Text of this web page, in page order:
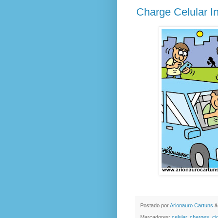
Charge Celular
Postado porArionauro Cartuns